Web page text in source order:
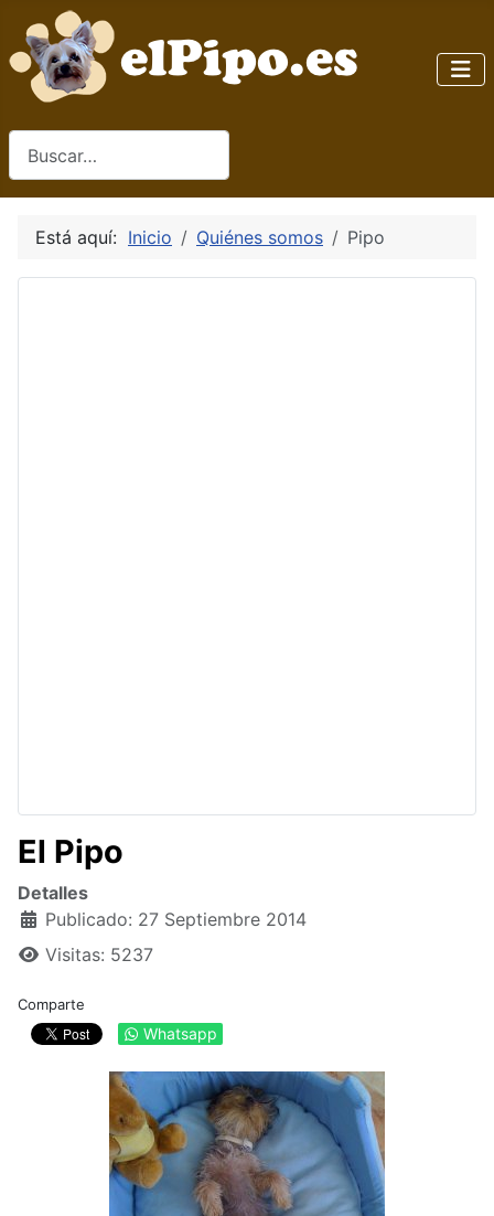
Está aquí: Inicio Quiénes somos Pipo
El Pipo
Detalles
Publicado: 27 Septiembre 2014
Visitas: 5237
Comparte
Whatsapp